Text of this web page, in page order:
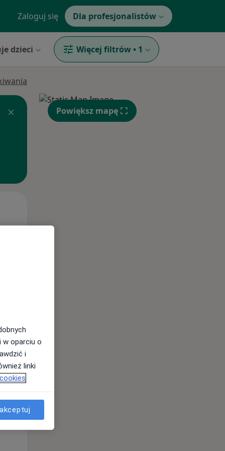
Zaloguj się Dla profesjonalistów
dzieci Więcej filtrów • 1
Wt,
11 Sie
Powiększ mapę
w oparciu o
i
linki